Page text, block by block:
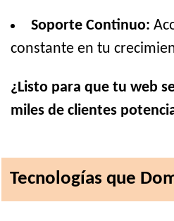
Soporte Continuo:
constante en tu
¿Listo para que tu web
miles de clientes
Tecnologías que